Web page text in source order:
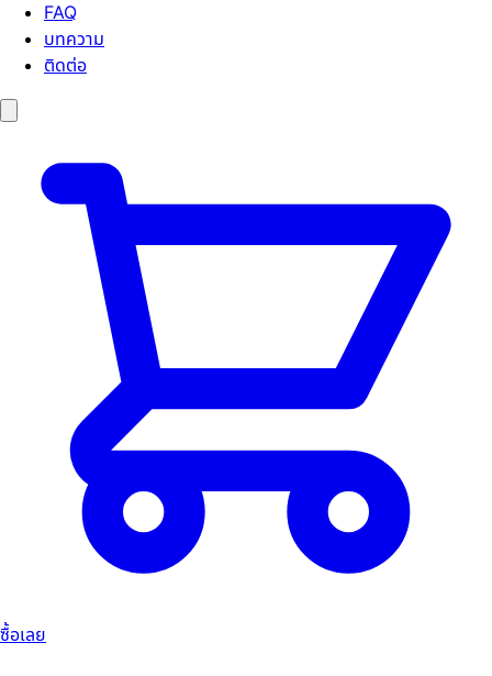
FAQ
บทความ
ติดต่อ
ซื้อเลย